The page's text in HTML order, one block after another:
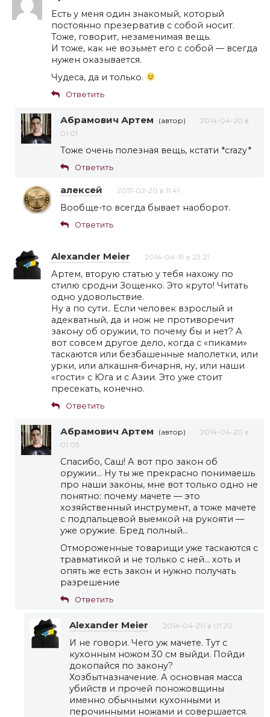
Есть у меня один знакомый, который
постоянно презерватив с собой носит.
Тоже, говорит, незаменимая вещь.
И тоже, как не возьмет его с собой — всегда
нужен оказывается.
Чудеса, да и только.
Ответить
Абрамович Артем (автор)
2014-04-20 в
01:01
Тоже очень полезная вещь, кстати *crazy*
Ответить
алексей 2017-02-20 в 11:41
Вообще-то всегда бывает наоборот.
Ответить
Alexander Meier 2014-04-19 в 23:21
Артем, вторую статью у тебя нахожу по
стилю сродни Зощенко. Это круто! Читать
одно удовольствие.
Ну а по сути.. Если человек взрослый и
адекватный, да и нож не противоречит
закону об оружии, то почему бы и нет? А
вот совсем другое дело, когда с «пиками»
таскаются или безбашенные малолетки, или
урки, или алкашня-бичарня, ну, или наши
«гости» с Юга и с Азии. Это уже стоит
пресекать, конечно.
Ответить
Абрамович Артем (автор)
2014-04-20 в
01:05
Спасибо, Саш! А вот про закон об
оружии… Ну ты же прекрасно понимаешь
про наши законы, мне вот только одно не
понятно: почему мачете — это
хозяйственный инструмент, а тоже мачете
с подпальцевой выемкой на рукояти —
уже оружие. Бред полный…
Отмороженные товарищи уже таскаются с
травматикой и не только с ней… хоть и
опять же есть закон и нужно получать
разрешение
Ответить
Alexander Meier 2014-04-20 в 01:20
И не говори. Чего уж мачете. Тут с
кухонным ножом 30 см выйди. Пойди
докопайся по закону?
Хозбытназначение. А основная масса
убийств и прочей поножовщины
именно обычными кухонными и
перочинными ножами и совершается.